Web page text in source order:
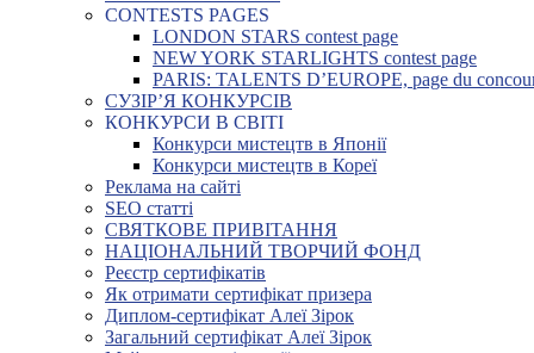
CONTESTS PAGES
LONDON STARS contest page
NEW YORK STARLIGHTS contest page
PARIS: TALENTS D’EUROPE, page du
СУЗІР’Я КОНКУРСІВ
КОНКУРСИ В СВІТІ
Конкурси мистецтв в Японії
Конкурси мистецтв в Кореї
Реклама на сайті
SEO статті
СВЯТКОВЕ ПРИВІТАННЯ
НАЦІОНАЛЬНИЙ ТВОРЧИЙ ФОНД
Реєстр сертифікатів
Як отримати сертифікат призера
Диплом-сертифікат Алеї Зірок
Загальний сертифікат Алеї Зірок